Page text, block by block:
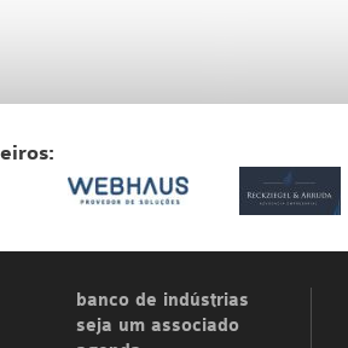
banco de indústrias
seja um associado